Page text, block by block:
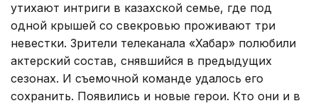
утихают интриги в казахской семье, где под
одной крышей со свекровью проживают три
невестки. Зрители телеканала «Хабар» полюбили
актерский состав, снявшийся в предыдущих
сезонах. И съемочной команде удалось его
сохранить. Появились и новые герои. Кто они и в